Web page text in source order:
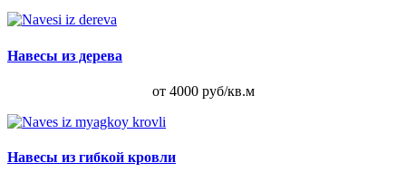
Навесы из дерева
от 4000 руб/кв.м
Навесы из гибкой кровли